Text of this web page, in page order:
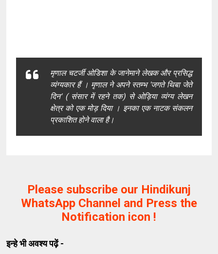
मृणाल चटर्जी ओडिशा के जानेमाने लेखक और प्रसिद्ध
व्यंग्यकार हैं । मृणाल ने अपने स्तम्भ 'जगते थिबा जेते
दिन' ( संसार में रहने तक) से ओड़िया व्यंग्य लेखन
क्षेत्र को एक मोड़ दिया । इनका एक नाटक संकलन
प्रकाशित होने वाला है।
Please subscribe our Hindikunj
WhatsApp Channel and Press the
Notification icon !
इन्हे भी अवश्य पढ़ें -